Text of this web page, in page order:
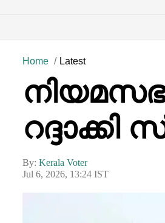
Home Latest
By: Kerala Voter
Jul 6, 2026, 13:24 IST